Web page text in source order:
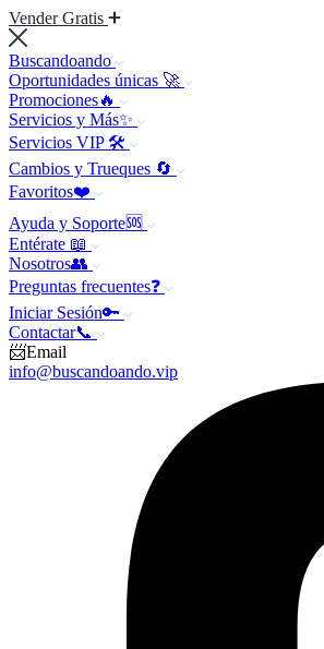
Vender Gratis
Buscandoando
Oportunidades únicas 🚀
Promociones🔥
Servicios y Más✨
Servicios VIP 🛠️
Cambios y Trueques 🔄
Favoritos❤️
Ayuda y Soporte🆘
Entérate 📖
Nosotros👥
Preguntas frecuentes❓
Iniciar Sesión🔑
Contactar📞
📨Email
info@buscandoando.vip